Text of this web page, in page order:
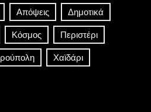
Απόψεις Δημοτικά
Κόσμος Περιστέρι
Χαϊδάρι